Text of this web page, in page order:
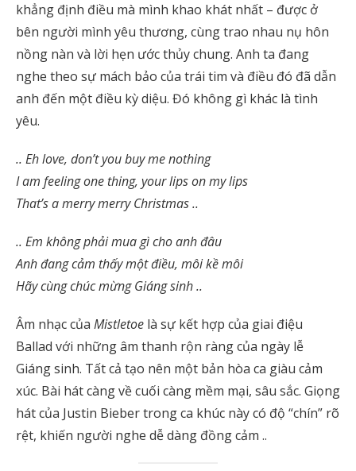
khẳng định điều mà mình khao khát nhất – được ở
bên người mình yêu thương, cùng trao nhau nụ hôn
nồng nàn và lời hẹn ước thủy chung. Anh ta đang
nghe theo sự mách bảo của trái tim và điều đó đã dẫn
anh đến một điều kỳ diệu. Đó không gì khác là tình
yêu.
.. Eh love, don’t you buy me nothing
I am feeling one thing, your lips on my lips
That’s a merry merry Christmas ..
.. Em không phải mua gì cho anh đâu
Anh đang cảm thấy một điều, môi kề môi
Hãy cùng chúc mừng Giáng sinh ..
Âm nhạc của Mistletoe là sự kết hợp của giai điệu
Ballad với những âm thanh rộn ràng của ngày lễ
Giáng sinh. Tất cả tạo nên một bản hòa ca giàu cảm
xúc. Bài hát càng về cuối càng mềm mại, sâu sắc. Giọng
hát của Justin Bieber trong ca khúc này có độ “chín” rõ
rệt, khiến người nghe dễ dàng đồng cảm ..